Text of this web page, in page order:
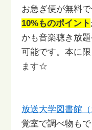
お急ぎ便が無料で
10%ものポイント
かも音楽聴き放
可能です。本に
ます☆
放送大学図書館
覚室で調べ物も